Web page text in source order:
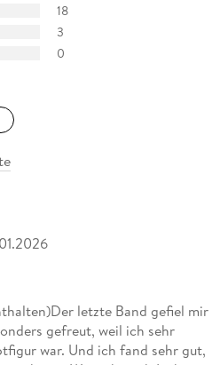
18
3
0
letzte Band gefiel mir
gefreut, weil ich sehr
war. Und ich fand sehr gut,